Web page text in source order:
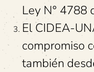
Ley N° 4788
El CIDEA-
compromiso
también